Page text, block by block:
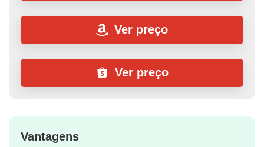
Ver preço
Ver preço
Vantagens